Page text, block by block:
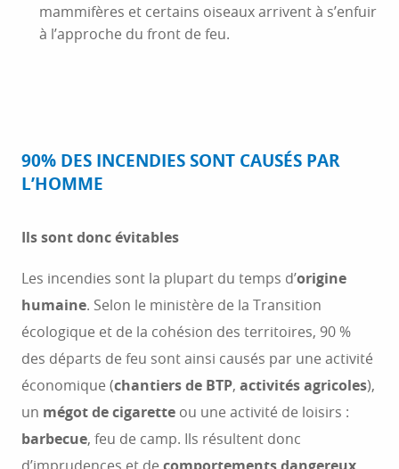
mammifères et certains oiseaux arrivent à s’enfuir
à l’approche du front de feu.
90% DES INCENDIES SONT CAUSÉS PAR
L’HOMME
Ils sont donc évitables
Les incendies sont la plupart du temps d’origine
humaine. Selon le ministère de la Transition
écologique et de la cohésion des territoires, 90 %
des départs de feu sont ainsi causés par une activité
économique (chantiers de BTP, activités agricoles),
un mégot de cigarette ou une activité de loisirs :
barbecue, feu de camp. Ils résultent donc